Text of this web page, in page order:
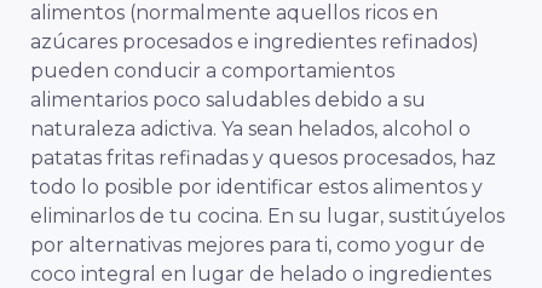
alimentos (normalmente aquellos ricos en
azúcares procesados e ingredientes refinados)
pueden conducir a comportamientos
alimentarios poco saludables debido a su
naturaleza adictiva. Ya sean helados, alcohol o
patatas fritas refinadas y quesos procesados, haz
todo lo posible por identificar estos alimentos y
eliminarlos de tu cocina. En su lugar, sustitúyelos
por alternativas mejores para ti, como yogur de
coco integral en lugar de helado o ingredientes